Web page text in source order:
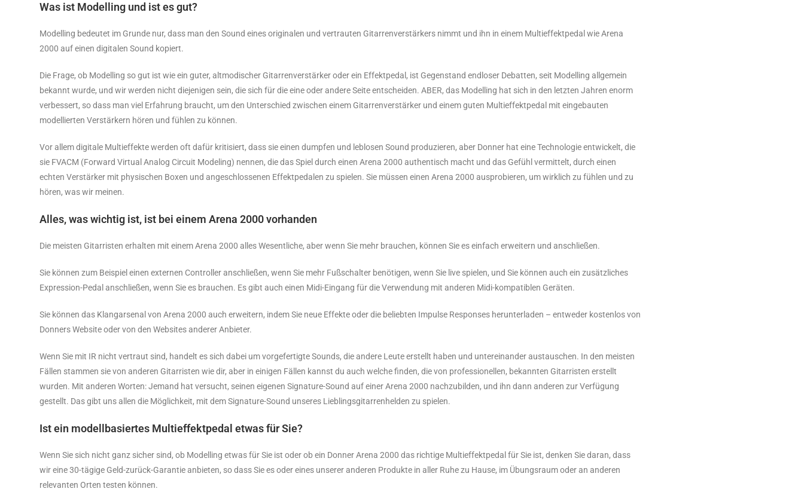
Was ist Modelling und ist es gut?
Modelling bedeutet im Grunde nur, dass man den Sound eines originalen und vertrauten Gitarrenverstärkers nimmt und ihn in einem Multieffektpedal wie Arena
2000 auf einen digitalen Sound kopiert.
Die Frage, ob Modelling so gut ist wie ein guter, altmodischer Gitarrenverstärker oder ein Effektpedal, ist Gegenstand endloser Debatten, seit Modelling allgemein
bekannt wurde, und wir werden nicht diejenigen sein, die sich für die eine oder andere Seite entscheiden. ABER, das Modelling hat sich in den letzten Jahren enorm
verbessert, so dass man viel Erfahrung braucht, um den Unterschied zwischen einem Gitarrenverstärker und einem guten Multieffektpedal mit eingebauten
modellierten Verstärkern hören und fühlen zu können.
Vor allem digitale Multieffekte werden oft dafür kritisiert, dass sie einen dumpfen und leblosen Sound produzieren, aber Donner hat eine Technologie entwickelt, die
sie FVACM (Forward Virtual Analog Circuit Modeling) nennen, die das Spiel durch einen Arena 2000 authentisch macht und das Gefühl vermittelt, durch einen
echten Verstärker mit physischen Boxen und angeschlossenen Effektpedalen zu spielen. Sie müssen einen Arena 2000 ausprobieren, um wirklich zu fühlen und zu
hören, was wir meinen.
Alles, was wichtig ist, ist bei einem Arena 2000 vorhanden
Die meisten Gitarristen erhalten mit einem Arena 2000 alles Wesentliche, aber wenn Sie mehr brauchen, können Sie es einfach erweitern und anschließen.
Sie können zum Beispiel einen externen Controller anschließen, wenn Sie mehr Fußschalter benötigen, wenn Sie live spielen, und Sie können auch ein zusätzliches
Expression-Pedal anschließen, wenn Sie es brauchen. Es gibt auch einen Midi-Eingang für die Verwendung mit anderen Midi-kompatiblen Geräten.
Sie können das Klangarsenal von Arena 2000 auch erweitern, indem Sie neue Effekte oder die beliebten Impulse Responses herunterladen – entweder kostenlos von
Donners Website oder von den Websites anderer Anbieter.
Wenn Sie mit IR nicht vertraut sind, handelt es sich dabei um vorgefertigte Sounds, die andere Leute erstellt haben und untereinander austauschen. In den meisten
Fällen stammen sie von anderen Gitarristen wie dir, aber in einigen Fällen kannst du auch welche finden, die von professionellen, bekannten Gitarristen erstellt
wurden. Mit anderen Worten: Jemand hat versucht, seinen eigenen Signature-Sound auf einer Arena 2000 nachzubilden, und ihn dann anderen zur Verfügung
gestellt. Das gibt uns allen die Möglichkeit, mit dem Signature-Sound unseres Lieblingsgitarrenhelden zu spielen.
Ist ein modellbasiertes Multieffektpedal etwas für Sie?
Wenn Sie sich nicht ganz sicher sind, ob Modelling etwas für Sie ist oder ob ein Donner Arena 2000 das richtige Multieffektpedal für Sie ist, denken Sie daran, dass
wir eine 30-tägige Geld-zurück-Garantie anbieten, so dass Sie es oder eines unserer anderen Produkte in aller Ruhe zu Hause, im Übungsraum oder an anderen
relevanten Orten testen können.